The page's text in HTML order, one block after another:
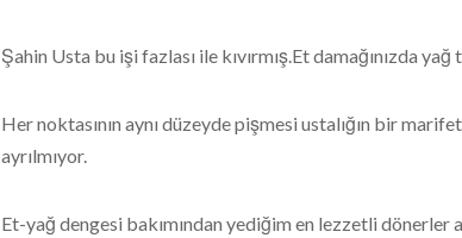
Şahin Usta bu işi fazlası ile kıvırmış.Et damağınızda yağ
Her noktasının aynı düzeyde pişmesi ustalığın bir
ayrılmıyor.
Et-yağ dengesi bakımından yediğim en lezzetli dönerler